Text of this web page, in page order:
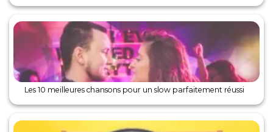
Les 10 meilleures chansons pour un slow parfaitement réussi